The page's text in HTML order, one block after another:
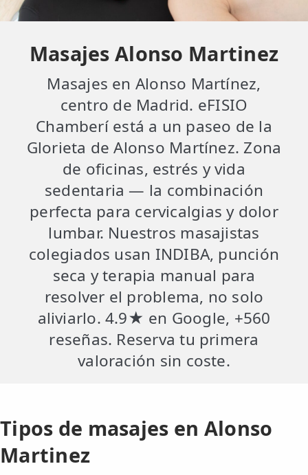
Masajes Alonso Martinez
Masajes en Alonso Martínez,
centro de Madrid. eFISIO
Chamberí está a un paseo de la
Glorieta de Alonso Martínez. Zona
de oficinas, estrés y vida
sedentaria — la combinación
perfecta para cervicalgias y dolor
lumbar. Nuestros masajistas
colegiados usan INDIBA, punción
seca y terapia manual para
resolver el problema, no solo
aliviarlo. 4.9★ en Google, +560
reseñas. Reserva tu primera
valoración sin coste.
Tipos de masajes en Alonso
Martinez